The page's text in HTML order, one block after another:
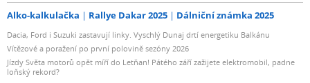
Alko-kalkulačka Rallye Dakar 2025 Dálniční známka 2025
Dacia, Ford i Suzuki zastavují linky. Vyschlý Dunaj drtí energetiku Balkánu
Vítězové a poražení po první polovině sezóny 2026
Jízdy Světa motorů opět míří do Letňan! Pátého září zažijete elektromobil, padne
loňský rekord?